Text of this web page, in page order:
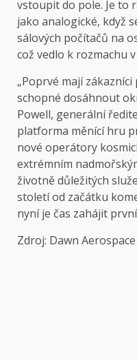
vstoupit do pole. Je to
jako analogické, když
sálových počítačů na
což vedlo k rozmachu
„Poprvé mají
schopné dosáhnout
Powell, generální
platforma měnící hru
nové operátory
extrémním
životně důležitých
století od začátku
nyní je čas zahájit
Zdroj: Dawn Aerospace